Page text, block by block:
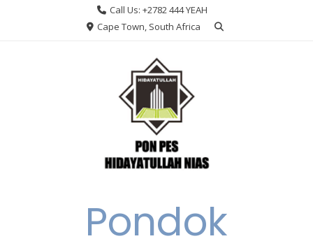
Call Us: +2782 444 YEAH
Cape Town, South Africa
Pondok